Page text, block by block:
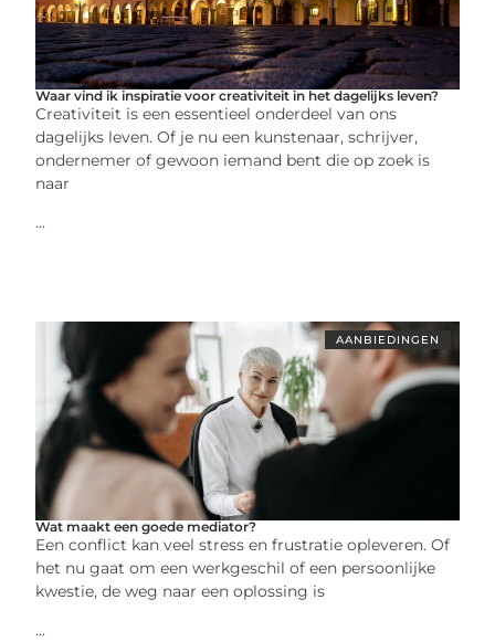
Waar vind ik inspiratie voor creativiteit in het dagelijks leven?
Creativiteit is een essentieel onderdeel van ons
dagelijks leven. Of je nu een kunstenaar, schrijver,
ondernemer of gewoon iemand bent die op zoek is
naar
...
AANBIEDINGEN
Wat maakt een goede mediator?
Een conflict kan veel stress en frustratie opleveren. Of
het nu gaat om een werkgeschil of een persoonlijke
kwestie, de weg naar een oplossing is
...